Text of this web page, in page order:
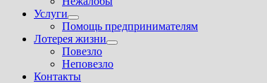
Услуги
Показать
подменю
Помощь предпринимателям
Лотерея жизни
Показать
Повезло
Неповезло
Контакты